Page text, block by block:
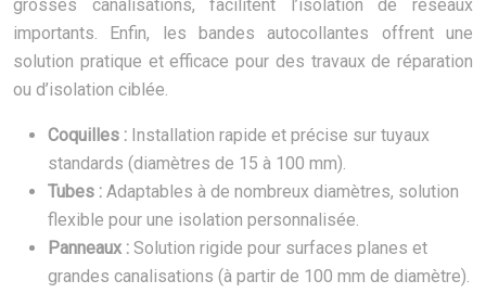
grosses canalisations, facilitent l’isolation de réseaux
importants. Enfin, les bandes autocollantes offrent une
solution pratique et efficace pour des travaux de réparation
ou d’isolation ciblée.
Coquilles : Installation rapide et précise sur tuyaux
standards (diamètres de 15 à 100 mm).
Tubes : Adaptables à de nombreux diamètres, solution
flexible pour une isolation personnalisée.
Panneaux : Solution rigide pour surfaces planes et
grandes canalisations (à partir de 100 mm de diamètre).